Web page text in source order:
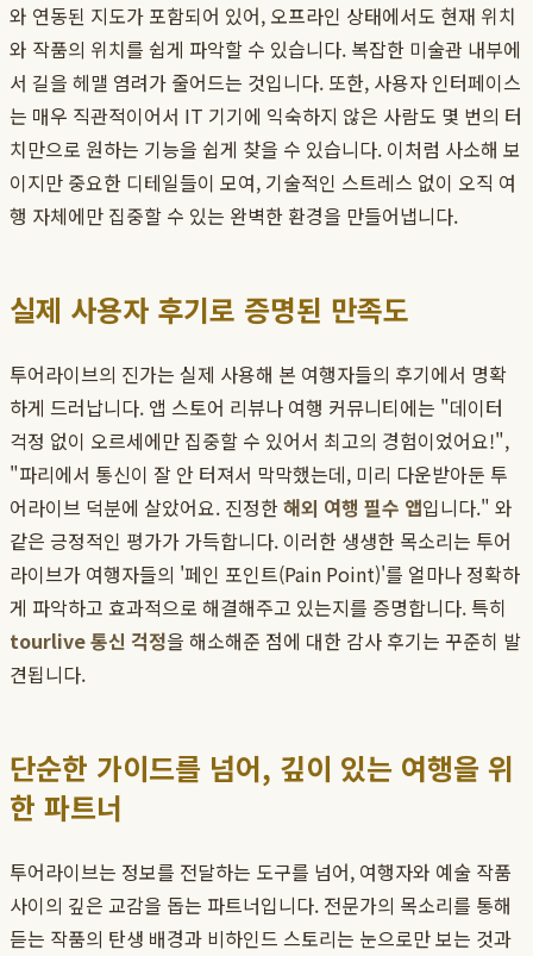
와 연동된 지도가 포함되어 있어, 오프라인 상태에서도 현재 위치
와 작품의 위치를 쉽게 파악할 수 있습니다. 복잡한 미술관 내부에
서 길을 헤맬 염려가 줄어드는 것입니다. 또한, 사용자 인터페이스
는 매우 직관적이어서 IT 기기에 익숙하지 않은 사람도 몇 번의 터
치만으로 원하는 기능을 쉽게 찾을 수 있습니다. 이처럼 사소해 보
이지만 중요한 디테일들이 모여, 기술적인 스트레스 없이 오직 여
행 자체에만 집중할 수 있는 완벽한 환경을 만들어냅니다.
실제 사용자 후기로 증명된 만족도
투어라이브의 진가는 실제 사용해 본 여행자들의 후기에서 명확
하게 드러납니다. 앱 스토어 리뷰나 여행 커뮤니티에는 "데이터
걱정 없이 오르세에만 집중할 수 있어서 최고의 경험이었어요!",
"파리에서 통신이 잘 안 터져서 막막했는데, 미리 다운받아둔 투
어라이브 덕분에 살았어요. 진정한해외 여행 필수 앱입니다." 와
같은 긍정적인 평가가 가득합니다. 이러한 생생한 목소리는 투어
라이브가 여행자들의 '페인 포인트(Pain Point)'를 얼마나 정확하
게 파악하고 효과적으로 해결해주고 있는지를 증명합니다. 특히
tourlive 통신 걱정을 해소해준 점에 대한 감사 후기는 꾸준히 발
견됩니다.
단순한 가이드를 넘어, 깊이 있는 여행을 위
한 파트너
투어라이브는 정보를 전달하는 도구를 넘어, 여행자와 예술 작품
사이의 깊은 교감을 돕는 파트너입니다. 전문가의 목소리를 통해
듣는 작품의 탄생 배경과 비하인드 스토리는 눈으로만 보는 것과